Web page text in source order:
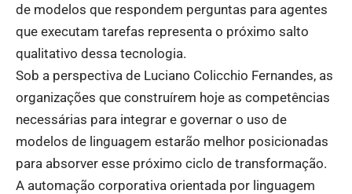
de modelos que respondem perguntas para agentes
que executam tarefas representa o próximo salto
qualitativo dessa tecnologia.
Sob a perspectiva de Luciano Colicchio Fernandes, as
organizações que construírem hoje as competências
necessárias para integrar e governar o uso de
modelos de linguagem estarão melhor posicionadas
para absorver esse próximo ciclo de transformação.
A automação corporativa orientada por linguagem